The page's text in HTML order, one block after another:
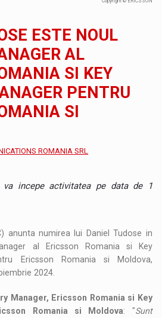
ESTE NOUL
AL
SI KEY
PENTRU
SI
ROMANIA SRL
va incepe activitatea pe data de 1
anunta numirea lui Daniel Tudose in
al Ericsson Romania si Key
Ericsson Romania si Moldova,
2024.
Manager, Ericsson Romania si Key
Romania si Moldova: "Sunt